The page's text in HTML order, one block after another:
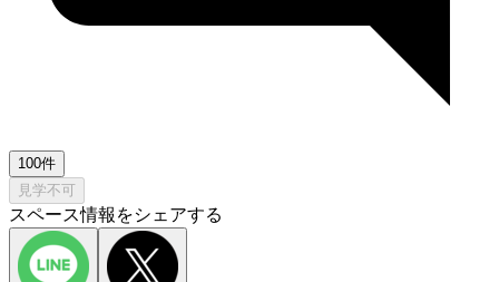
100件
見学不可
スペース情報をシェアする